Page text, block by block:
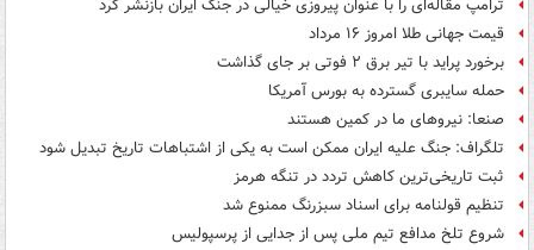
ترامپ مقاله‌ای را با عنوان پیروزی خیالی در جنگ ایران بازنشر کرد
قیمت جهانی طلا امروز ۱۶ مرداد
برخورد پراید با تیر برق ۲ فوتی بر جای گذاشت
حمله سایبری گسترده به بورس آمریکا
صنعا: نیروهای ما در کمین‌ هستند
تلگراف: جنگ علیه ایران ممکن است به یکی از اشتباهات تاریخ تبدیل شود
ثبت تاریخی‌ترین کاهش تردد در تنگه هرمز
تنظیم قولنامه برای اسناد سبزرنگ ممنوع شد
شروع تلخ مدافع تیم ملی پس از جدایی از پرسپولیس